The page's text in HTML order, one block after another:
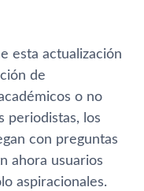
esta actualización
de
o no
periodistas, los
con preguntas
ahora usuarios
aspiracionales.